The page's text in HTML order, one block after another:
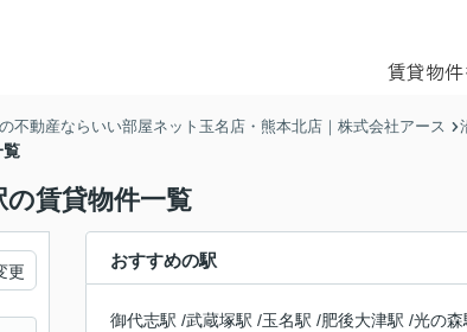
賃貸物
不動産ならいい部屋ネット玉名店・熊本北店｜株式会社アース
覧
賃貸物件一覧
おすすめの駅
御代志駅 /武蔵塚駅 /玉名駅 /肥後大津駅 /光の森
更